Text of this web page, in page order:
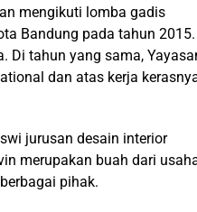
mengikuti lomba gadis
Bandung pada tahun 2015.
Di tahun yang sama,
dan atas kerja
jurusan desain interior
merupakan buah dari
pihak.